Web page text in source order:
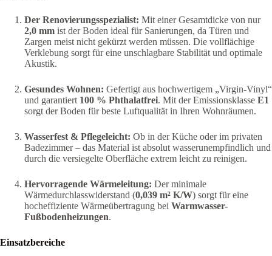
Der Renovierungsspezialist: Mit einer Gesamtdicke von nur
2,0 mm ist der Boden ideal für Sanierungen, da Türen und
Zargen meist nicht gekürzt werden müssen. Die vollflächige
Verklebung sorgt für eine unschlagbare Stabilität und optimale
Akustik.
Gesundes Wohnen: Gefertigt aus hochwertigem „Virgin-Vinyl“
und garantiert 100 % Phthalatfrei. Mit der Emissionsklasse E1
sorgt der Boden für beste Luftqualität in Ihren Wohnräumen.
Wasserfest & Pflegeleicht: Ob in der Küche oder im privaten
Badezimmer – das Material ist absolut wasserunempfindlich und
durch die versiegelte Oberfläche extrem leicht zu reinigen.
Hervorragende Wärmeleitung: Der minimale
Wärmedurchlasswiderstand (0,039 m² K/W) sorgt für eine
hocheffiziente Wärmeübertragung bei Warmwasser-
Fußbodenheizungen.
Einsatzbereiche